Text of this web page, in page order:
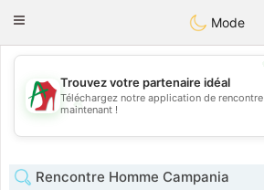
AmamiOra
Toggle
Mode
💖
💕
Trouvez votre partenaire idéal
Téléchargez notre application de rencontre
maintenant !
Rencontre Homme Campania